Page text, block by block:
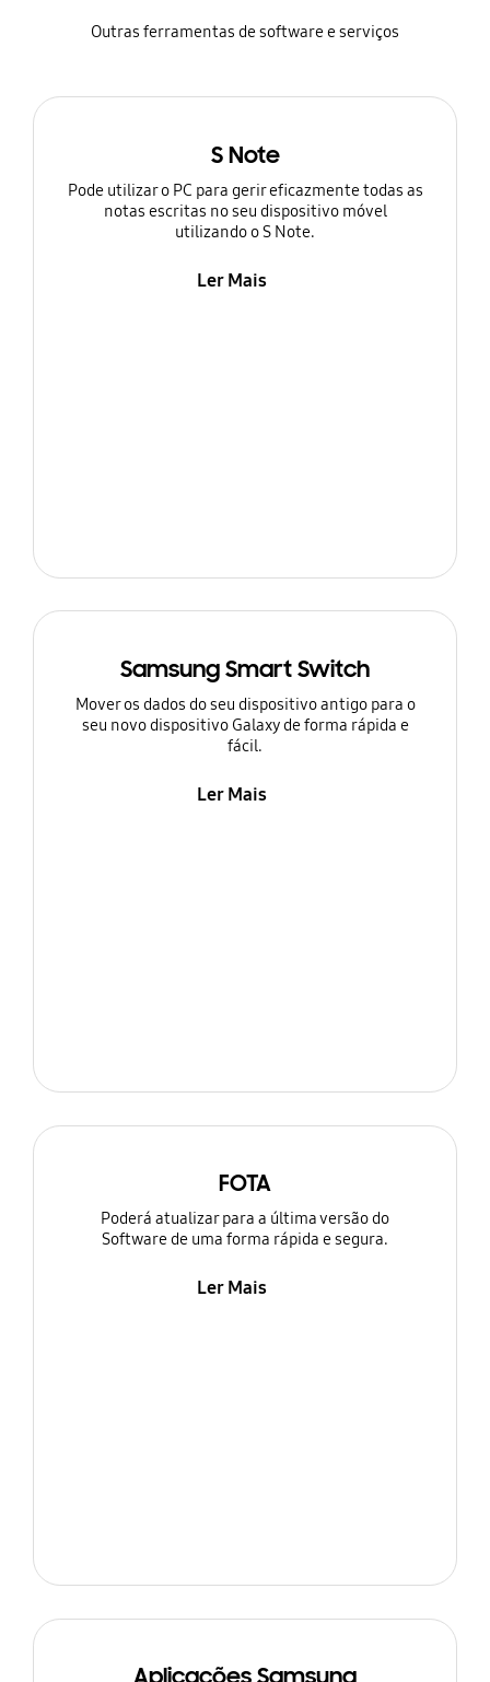
Outras ferramentas de software e serviços
S Note
Pode utilizar o PC para gerir eficazmente todas as
notas escritas no seu dispositivo móvel
utilizando o S Note.
Ler Mais
Samsung Smart Switch
Mover os dados do seu dispositivo antigo para o
seu novo dispositivo Galaxy de forma rápida e
fácil.
Ler Mais
FOTA
Poderá atualizar para a última versão do
Software de uma forma rápida e segura.
Ler Mais